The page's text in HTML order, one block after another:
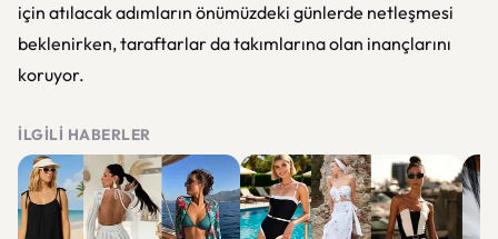
için atılacak adımların önümüzdeki günlerde netleşmesi
beklenirken, taraftarlar da takımlarına olan inançlarını
koruyor.
İLGILI HABERLER